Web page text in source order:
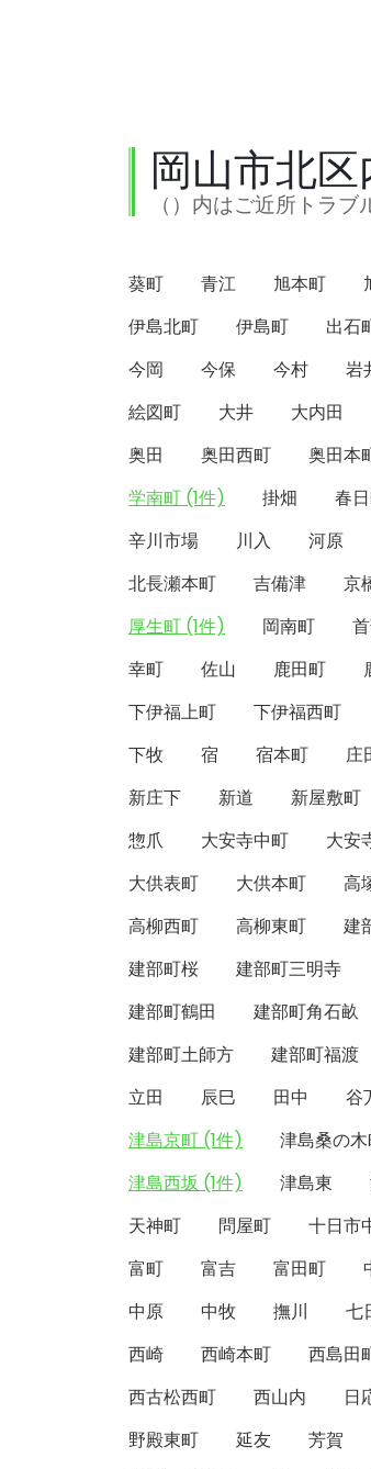
岡山市北
（）内はご近所トラ
葵町 青江 旭本町
伊島北町
伊島町 出石
今岡
今保 今村 岩
絵図町
大井 大内田
奥田
奥田西町 奥田本
学南町 (1件)
掛畑 春
辛川市場
川入 河原
北長瀬本町
吉備津 京
厚生町 (1件)
岡南町
幸町
佐山 鹿田町
下伊福上町
下伊福西町
下牧
宿 宿本町 庄
新庄下
新道 新屋敷町
惣爪
大安寺中町 大安
大供表町
大供本町 高
高柳西町
高柳東町 建
建部町桜
建部町三明寺
建部町鶴田
建部町角石畝
建部町土師方
建部町福渡
立田
辰巳 田中 谷
津島京町 (1件)
津島桑の
津島西坂 (1件)
津島東
天神町
問屋町 十日市
富町
富吉 富田町
中原
中牧 撫川 七
西崎
西崎本町 西島田
西古松西町
西山内 日
野殿東町
延友 芳賀